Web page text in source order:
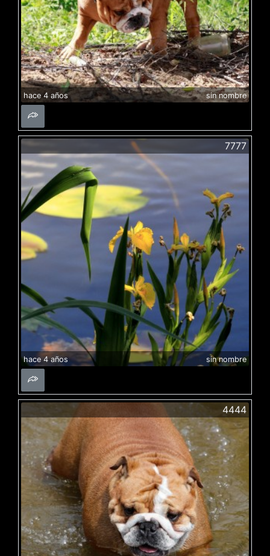
hace 4 años sin nombre
7777
hace 4 años sin nombre
4444